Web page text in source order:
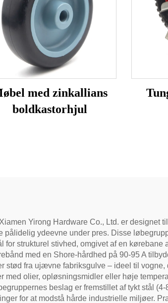
med zinkallians
boldkastorhjul
Yirong Hardware Co., Ltd. er designet
ydeevne under pres. Disse
strukturel stivhed, omgivet af en
med en Shore-hårdhed på 90-95 A
stød fra ujævne fabriksgulve – ideel til
med olier, opløsningsmidler eller høje
beslag er fremstillet af tykt stål
for at modstå hårde industrielle miljøer.